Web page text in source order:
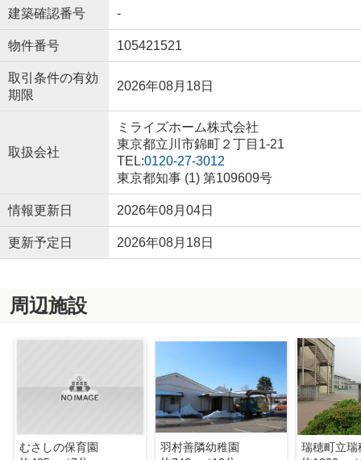
建築確認番号 -
物件番号 105421521
取引条件の有効
期限
2026年08月18日
取扱会社
ミライズホーム株式会社
東京都立川市錦町２丁目1-21
TEL:0120-27-3012
東京都知事 (1) 第109609号
情報更新日 2026年08月04日
更新予定日 2026年08月18日
周辺施設
むさしの保育園
羽村善隣幼稚園